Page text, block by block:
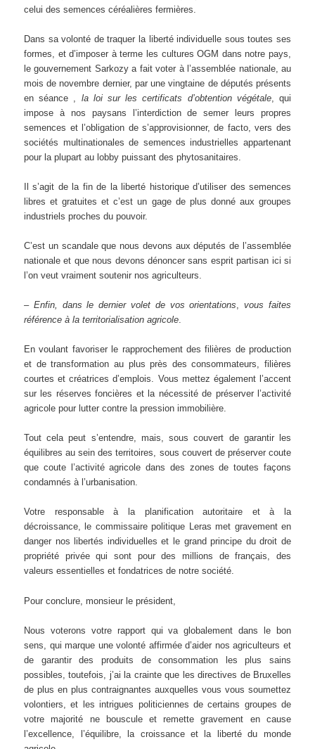
celui des semences céréalières fermières.
Dans sa volonté de traquer la liberté individuelle sous toutes ses
formes, et d’imposer à terme les cultures OGM dans notre pays,
le gouvernement Sarkozy a fait voter à l’assemblée nationale, au
mois de novembre dernier, par une vingtaine de députés présents
en séance , la loi sur les certificats d’obtention végétale, qui
impose à nos paysans l’interdiction de semer leurs propres
semences et l’obligation de s’approvisionner, de facto, vers des
sociétés multinationales de semences industrielles appartenant
pour la plupart au lobby puissant des phytosanitaires.
Il s’agit de la fin de la liberté historique d’utiliser des semences
libres et gratuites et c’est un gage de plus donné aux groupes
industriels proches du pouvoir.
C’est un scandale que nous devons aux députés de l’assemblée
nationale et que nous devons dénoncer sans esprit partisan ici si
l’on veut vraiment soutenir nos agriculteurs.
– Enfin, dans le dernier volet de vos orientations,vous faites
référence à la territorialisation agricole.
En voulant favoriser le rapprochement des filières de production
et de transformation au plus près des consommateurs, filières
courtes et créatrices d’emplois. Vous mettez également l’accent
sur les réserves foncières et la nécessité de préserver l’activité
agricole pour lutter contre la pression immobilière.
Tout cela peut s’entendre, mais, sous couvert de garantir les
équilibres au sein des territoires, sous couvert de préserver coute
que coute l’activité agricole dans des zones de toutes façons
condamnés à l’urbanisation.
Votre responsable à la planification autoritaire et à la
décroissance, le commissaire politique Leras met gravement en
danger nos libertés individuelles et le grand principe du droit de
propriété privée qui sont pour des millions de français, des
valeurs essentielles et fondatrices de notre société.
Pour conclure, monsieur le président,
Nous voterons votre rapport qui va globalement dans le bon
sens, qui marque une volonté affirmée d’aider nos agriculteurs et
de garantir des produits de consommation les plus sains
possibles, toutefois, j’ai la crainte que les directives de Bruxelles
de plus en plus contraignantes auxquelles vous vous soumettez
volontiers, et les intrigues politiciennes de certains groupes de
votre majorité ne bouscule et remette gravement en cause
l’excellence, l’équilibre, la croissance et la liberté du monde